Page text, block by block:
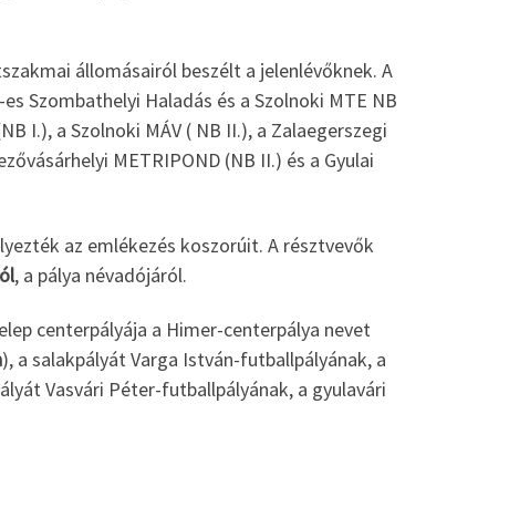
állomásairól beszélt a jelenlévőknek. A
Szombathelyi Haladás és a Szolnoki MTE NB
I.), a Szolnoki MÁV ( NB II.), a Zalaegerszegi
METRIPOND (NB II.) és a Gyulai
az emlékezés koszorúit. A résztvevők
, a pálya névadójáról.
centerpályája a Himer-centerpálya nevet
), a salakpályát Varga István-futballpályának, a
Vasvári Péter-futballpályának, a gyulavári